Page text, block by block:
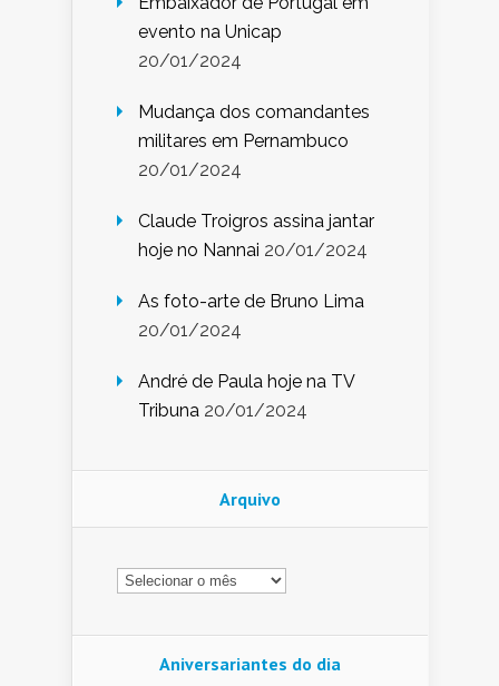
evento na Unicap
20/01/2024
Mudança dos comandantes
militares em Pernambuco
20/01/2024
Claude Troigros assina jantar
hoje no Nannai 20/01/2024
As foto-arte de Bruno Lima
20/01/2024
André de Paula hoje na TV
Tribuna 20/01/2024
Arquivo
Arquivo
Aniversariantes do dia